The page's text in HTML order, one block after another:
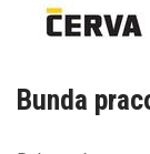
Bunda